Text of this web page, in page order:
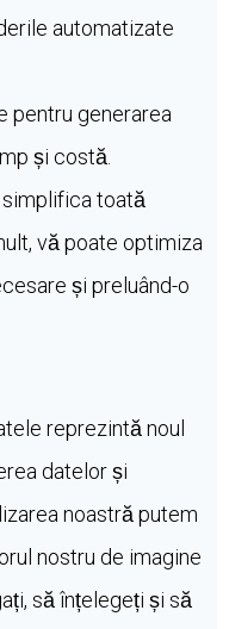
automatizate
pentru generarea
și costă.
simplifica toată
vă poate optimiza
și preluând-o
reprezintă noul
datelor și
noastră putem
nostru de imagine
să înțelegeți și să